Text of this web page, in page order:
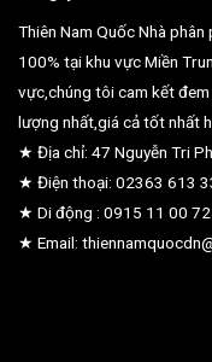
Thiên Nam Quốc Nhà
100% tại khu vực Miền
vực,chúng tôi cam kết
lượng nhất,giá cả tốt nhất
★ Địa chỉ: 47 Nguyễn Tri
★ Điện thoại: 02363 613
★ Di động : 0915 11 00 72
★ Email: